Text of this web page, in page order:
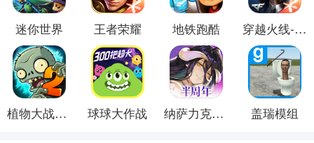
迷你世界 王者荣耀 地铁跑酷 穿越火线-枪战王者
植物大战僵尸2 球球大作战 纳萨力克之王 盖瑞模组